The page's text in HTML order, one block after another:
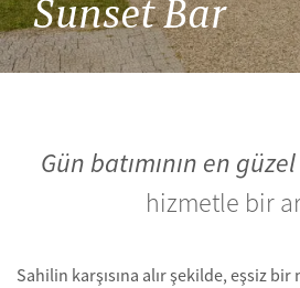
Sunset Bar
Gün batımının en
hizmetle bir
Sahilin karşısına alır şekilde, eşsiz bir